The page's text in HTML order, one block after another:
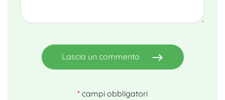
Lascia un commento east
* campi obbligatori